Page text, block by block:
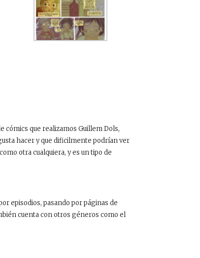
cómics que realizamos Guillem Dols,
hacer y que dificilmente podrían ver
otra cualquiera, y es un tipo de
episodios, pasando por páginas de
cuenta con otros géneros como el